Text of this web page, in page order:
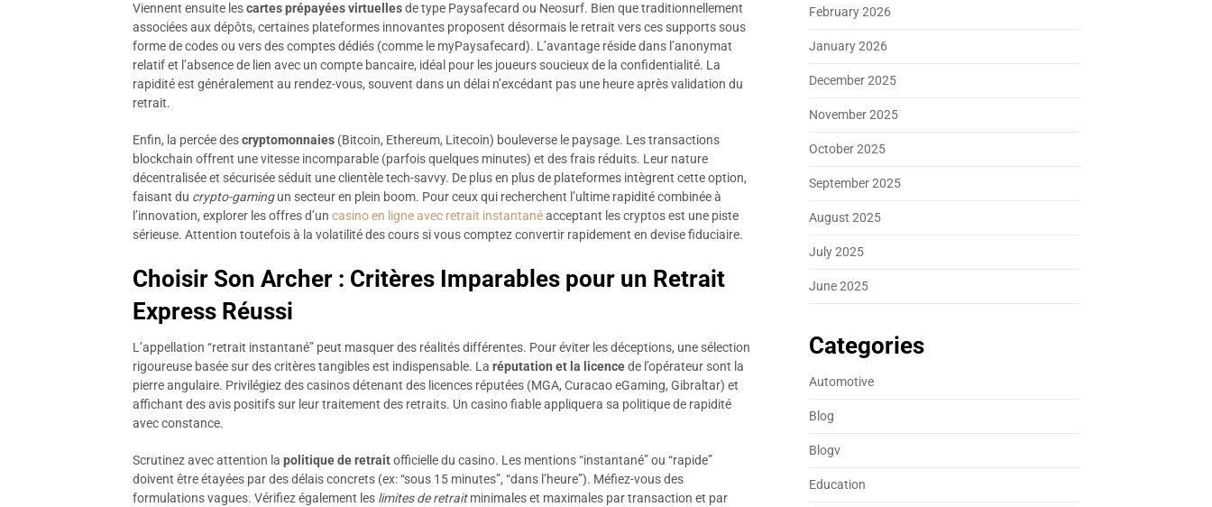
Viennent ensuite lescartes prépayées virtuellesde type Paysafecard ou Neosurf. Bien que traditionnellement
associées aux dépôts, certaines plateformes innovantes proposent désormais le retrait vers ces supports sous
forme de codes ou vers des comptes dédiés (comme le myPaysafecard). L’avantage réside dans l’anonymat
relatif et l’absence de lien avec un compte bancaire, idéal pour les joueurs soucieux de la confidentialité. La
rapidité est généralement au rendez-vous, souvent dans un délai n’excédant pas une heure après validation du
retrait.
Enfin, la percée descryptomonnaies (Bitcoin, Ethereum, Litecoin) bouleverse le paysage. Les transactions
blockchain offrent une vitesse incomparable (parfois quelques minutes) et des frais réduits. Leur nature
décentralisée et sécurisée séduit une clientèle tech-savvy. De plus en plus de plateformes intègrent cette option,
faisant du crypto-gamingun secteur en plein boom. Pour ceux qui recherchent l’ultime rapidité combinée à
l’innovation, explorer les offres d’un casino en ligne avec retrait instantanéacceptant les cryptos est une piste
sérieuse. Attention toutefois à la volatilité des cours si vous comptez convertir rapidement en devise fiduciaire.
Choisir Son Archer : Critères Imparables pour un Retrait
Express Réussi
L’appellation “retrait instantané” peut masquer des réalités différentes. Pour éviter les déceptions, une sélection
rigoureuse basée sur des critères tangibles est indispensable. La réputation et la licencede l’opérateur sont la
pierre angulaire. Privilégiez des casinos détenant des licences réputées (MGA, Curacao eGaming, Gibraltar) et
affichant des avis positifs sur leur traitement des retraits. Un casino fiable appliquera sa politique de rapidité
avec constance.
Scrutinez avec attention la politique de retraitofficielle du casino. Les mentions “instantané” ou “rapide”
doivent être étayées par des délais concrets (ex: “sous 15 minutes”, “dans l’heure”). Méfiez-vous des
formulations vagues. Vérifiez également les limites de retraitminimales et maximales par transaction et par
February 2026
January 2026
December 2025
November 2025
October 2025
September 2025
August 2025
July 2025
June 2025
Categories
Automotive
Blog
Blogv
Education